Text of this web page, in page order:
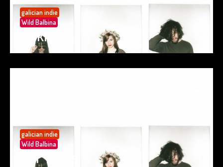
galician indie
Wild Balbina
SO KIND
galician indie
Wild Balbina
EAT TACOS